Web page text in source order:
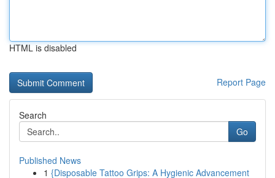
HTML is disabled
Report Page
Search
Go
Published News
1 {Disposable Tattoo Grips: A Hygienic Advancement